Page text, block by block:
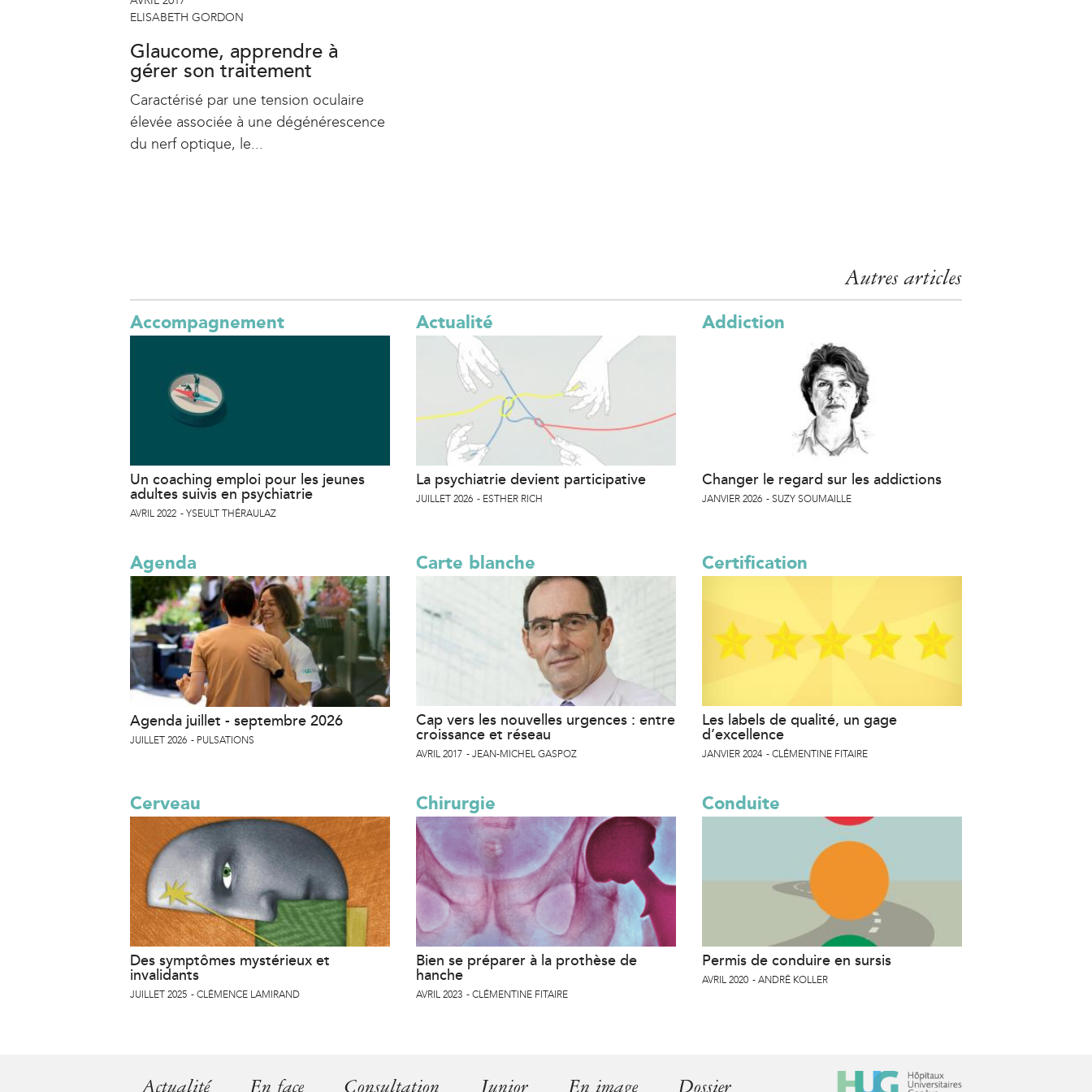
ELISABETH GORDON
Glaucome, apprendre à
gérer son traitement
Caractérisé par une tension oculaire
élevée associée à une dégénérescence
du nerf optique, le...
Autres articles
Accompagnement
Un coaching emploi pour les jeunes
adultes suivis en psychiatrie
AVRIL 2022 YSEULT THÉRAULAZ
Actualité
La psychiatrie devient participative
JUILLET 2026 ESTHER RICH
Addiction
Changer le regard sur les addictions
JANVIER 2026 SUZY SOUMAILLE
Agenda
Agenda juillet - septembre 2026
JUILLET 2026 PULSATIONS
Carte blanche
Cap vers les nouvelles urgences : entre
croissance et réseau
AVRIL 2017 JEAN-MICHEL GASPOZ
Certification
Les labels de qualité, un gage
d’excellence
JANVIER 2024 CLÉMENTINE FITAIRE
Cerveau
Des symptômes mystérieux et
invalidants
JUILLET 2025 CLÉMENCE LAMIRAND
Chirurgie
Bien se préparer à la prothèse de
hanche
AVRIL 2023 CLÉMENTINE FITAIRE
Conduite
Permis de conduire en sursis
AVRIL 2020 ANDRÉ KOLLER
Actualité En face Consultation Junior En image Dossier